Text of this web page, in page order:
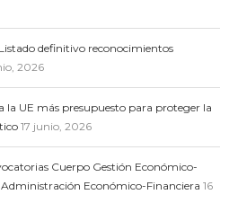
definitivo reconocimientos
2026
la UE más presupuesto para proteger la
17 junio, 2026
Cuerpo Gestión Económico-
Económico-Financiera 16